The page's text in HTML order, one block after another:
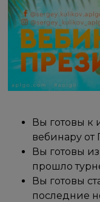
Вы готовы к
вебинару от
Вы готовы из
прошло
Вы готовы
последние